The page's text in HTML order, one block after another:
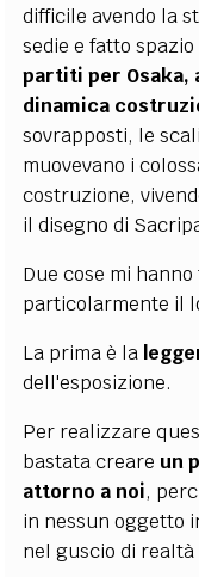
difficile avendo la
sedie e fatto
partiti per Osaka,
dinamica
sovrapposti, le
muovevano i
costruzione,
il disegno di
Due cose mi
particolarmente il
La prima è la
dell'esposizione.
Per realizzare
bastata creare un
attorno a noi,
in nessun oggetto
nel guscio di